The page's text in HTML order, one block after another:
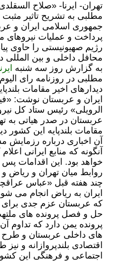
تهران- ایرنا- «صلاح
مطلبی به تشریح تاثیر
جمهوری اسلامی ایران و
پرداخت و عملیات نیروهای
رژیم صهیونیستی را حاوی
محافل داخلی و بین المللی
به گزارش روز سه شنبه
مطلبی در روزنامه رای
دیدارهای اخیر مقامات
ایران و عربستان نوشت:
الرویلی» رئیس ستاد کل
عربستان در صدر هیاتی به
مقامات بلندپایه این کشور
آن اخباری درباره رزمایش
آنگونه که منابع ایرانی
خواهد بود. این اقدامات
روابط میان تهران و ریاض
چند هفته قبل «عباس
ایران به ریاض انجام می
که عربستان عزم جدی
حل و فصل پرونده های
پرونده یمن دارد که تداوم
های داخلی عربستان و طرح
اقتصادی بلندپروازانه و
اجتماعی و فرهنگی این